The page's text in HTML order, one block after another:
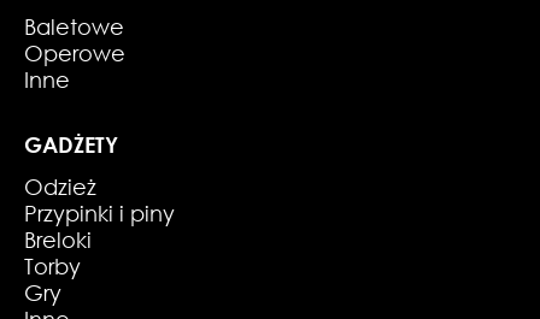
Baletowe
Operowe
Inne
GADŻETY
Odzież
Przypinki i piny
Breloki
Torby
Gry